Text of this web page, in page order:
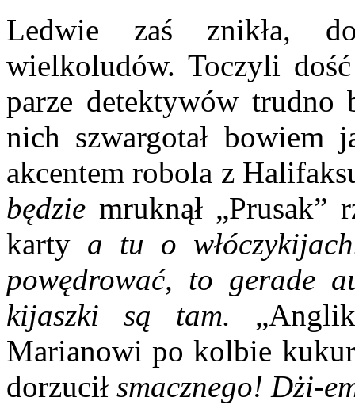
Ledwie zaś znikła,
wielkoludów. Toczyli
parze detektywów trudno
nich szwargotał bowiem
akcentem robola z
będzie mruknął „Prusak”
karty a tu o
powędrować, to gerade
kijaszki są tam.
Marianowi po kolbie
dorzucił smacznego! Dżi-